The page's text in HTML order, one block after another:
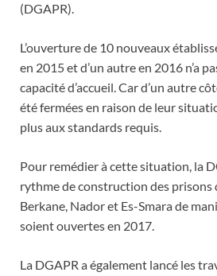
(DGAPR).
L’ouverture de 10 nouveaux
en 2015 et d’un autre en 2016 n’a
capacité d’accueil. Car d’un autre
été fermées en raison de leur
plus aux standards requis.
Pour remédier à cette situation, la
rythme de construction des prisons
Berkane, Nador et Es-Smara de
soient ouvertes en 2017.
La DGAPR a également lancé les